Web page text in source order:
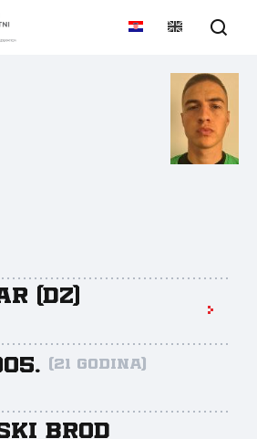
(DZ)
(21 godina)
Brod